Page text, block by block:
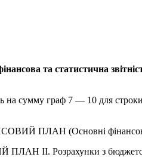
та статистична
на сумму граф 7 — 10 для
ПЛАН (Основні
ПЛАН ІІ. Розрахунки з